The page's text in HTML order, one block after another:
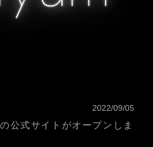
2022/09/05
公式サイトがオープンしま